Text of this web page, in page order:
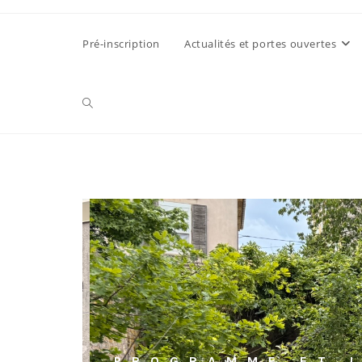
Pré-inscription Actualités et portes ouvertes